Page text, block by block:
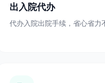
出入院代办
代办入院出院手续，省心省力